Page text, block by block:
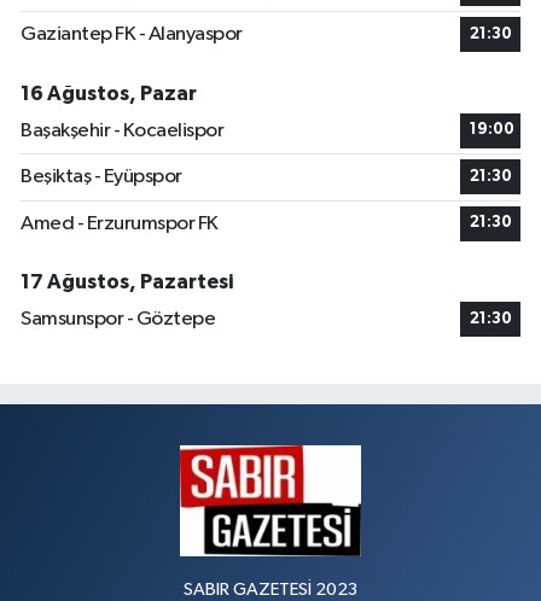
Gaziantep FK - Alanyaspor 21:30
16 Ağustos, Pazar
Başakşehir - Kocaelispor
19:00
Beşiktaş - Eyüpspor 21:30
Amed - Erzurumspor FK 21:30
17 Ağustos, Pazartesi
Samsunspor - Göztepe
21:30
SABIR GAZETESİ 2023